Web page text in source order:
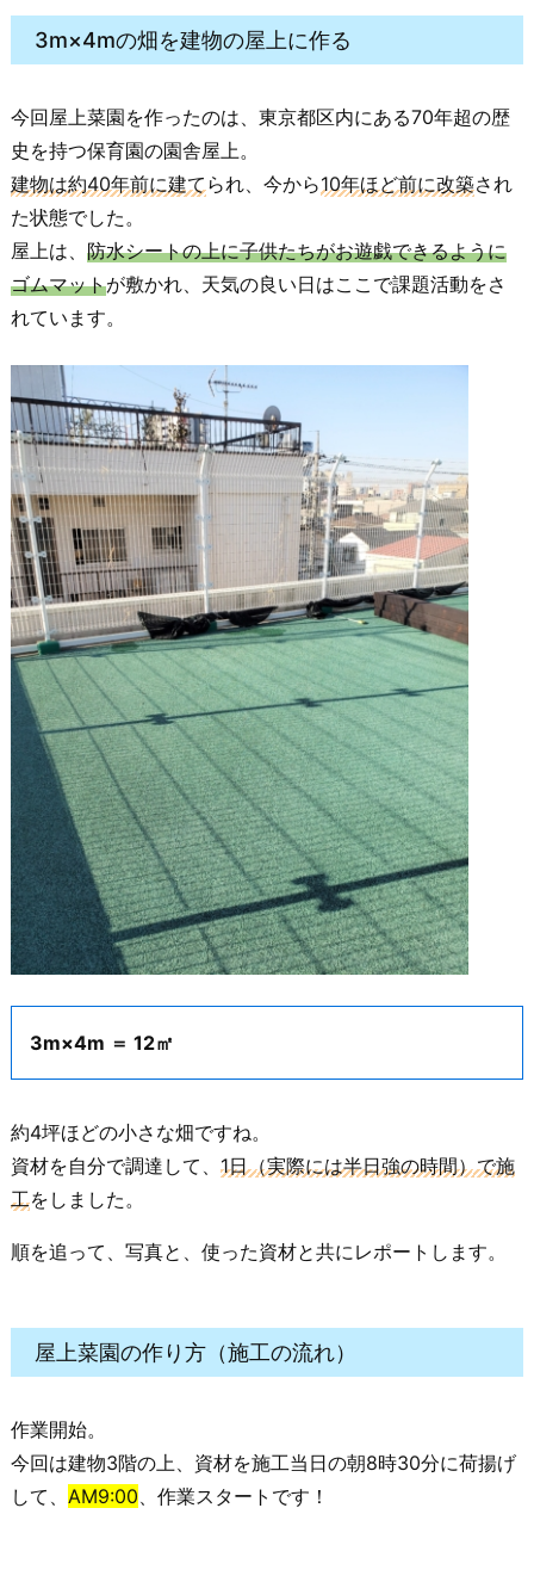
3m×4mの畑を建物の屋上に作る
今回屋上菜園を作ったのは、東京都区内にある70年超の歴
史を持つ保育園の園舎屋上。
建物は約40年前に建てられ、今から10年ほど前に改築され
た状態でした。
屋上は、 防水シートの上に子供たちがお遊戯できるように
ゴムマットが敷かれ、天気の良い日はここで課題活動をさ
れています。
3m×4m ＝ 12㎡
約4坪ほどの小さな畑ですね。
資材を自分で調達して、 1日（実際には半日強の時間）で施
工をしました。
順を追って、写真と、使った資材と共にレポートします。
屋上菜園の作り方（施工の流れ）
作業開始。
今回は建物3階の上、資材を施工当日の朝8時30分に荷揚げ
して、 AM9:00、作業スタートです！